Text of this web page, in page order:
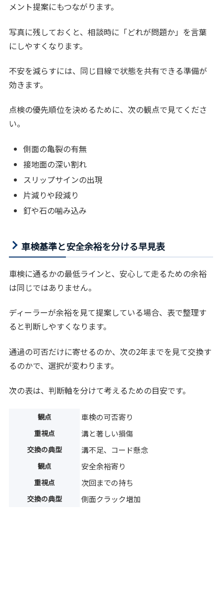
メント提案にもつながります。
写真に残しておくと、相談時に「どれが問題か」を言葉
にしやすくなります。
不安を減らすには、同じ目線で状態を共有できる準備が
効きます。
点検の優先順位を決めるために、次の観点で見てくださ
い。
側面の亀裂の有無
接地面の深い割れ
スリップサインの出現
片減りや段減り
釘や石の噛み込み
車検基準と安全余裕を分ける早見表
車検に通るかの最低ラインと、安心して走るための余裕
は同じではありません。
ディーラーが余裕を見て提案している場合、表で整理す
ると判断しやすくなります。
通過の可否だけに寄せるのか、次の2年までを見て交換す
るのかで、選択が変わります。
次の表は、判断軸を分けて考えるための目安です。
観点 車検の可否寄り
重視点 溝と著しい損傷
交換の典型 溝不足、コード懸念
観点 安全余裕寄り
重視点 次回までの持ち
交換の典型 側面クラック増加